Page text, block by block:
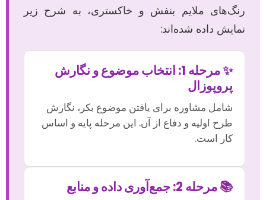
رنگ‌های ملایم بنفش و خاکستری، به شرح زیر
نمایش داده شده‌اند:
✨ مرحله 1: انتخاب موضوع و نگارش
پروپوزال
شامل مشاوره برای یافتن موضوع بکر، نگارش
طرح اولیه و دفاع از آن. این مرحله پایه و اساس
کار است.
📚 مرحله 2: جمع‌آوری داده و منابع